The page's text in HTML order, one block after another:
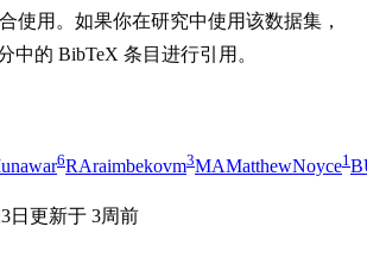
使用。如果你在研究中使用该数据集，
中的 BibTeX 条目进行引用。
6RAraimbekovm3MAMatthewNoyce1
日 更新于 3周前